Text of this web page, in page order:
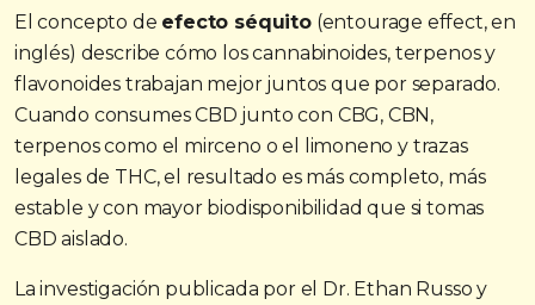
El concepto de efecto séquito(entourage effect, en
inglés) describe cómo los cannabinoides, terpenos y
flavonoides trabajan mejor juntos que por separado.
Cuando consumes CBD junto con CBG, CBN,
terpenos como el mirceno o el limoneno y trazas
legales de THC, el resultado es más completo, más
estable y con mayor biodisponibilidad que si tomas
CBD aislado.
La investigación publicada por el Dr. Ethan Russo y